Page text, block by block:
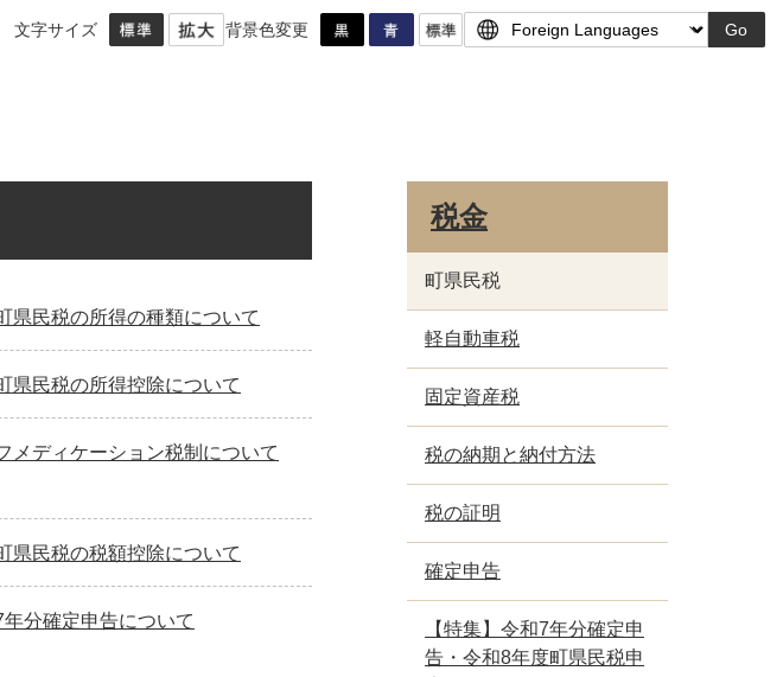
文字サイズ 背景色変更 Go
県民税の所得の種類について
県民税の所得控除について
メディケーション税制について
県民税の税額控除について
年分確定申告について
税金
町県民税
軽自動車税
固定資産税
税の納期と納付方法
税の証明
確定申告
【特集】令和7年分確定申
告・令和8年度町県民税申